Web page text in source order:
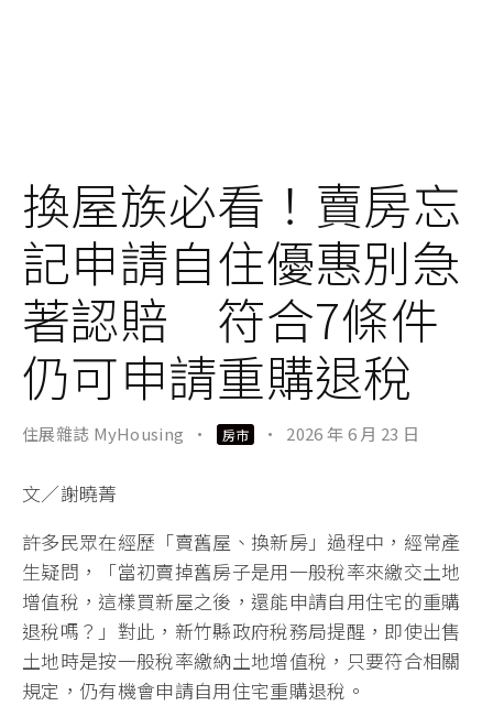
換屋族必看！賣房忘
記申請自住優惠別急
著認賠 符合7條件
仍可申請重購退稅
住展雜誌 MyHousing · 房市 · 2026 年 6 月 23 日
文／謝曉菁
許多民眾在經歷「賣舊屋、換新房」過程中，經常產
生疑問，「當初賣掉舊房子是用一般稅率來繳交土地
增值稅，這樣買新屋之後，還能申請自用住宅的重購
退稅嗎？」對此，新竹縣政府稅務局提醒，即使出售
土地時是按一般稅率繳納土地增值稅，只要符合相關
規定，仍有機會申請自用住宅重購退稅。